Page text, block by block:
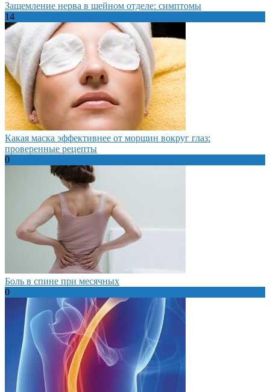
Защемление нерва в шейном отделе: симптомы
14
Какая маска эффективнее от морщин вокруг глаз:
проверенные рецепты
0
Боль в спине при месячных
0